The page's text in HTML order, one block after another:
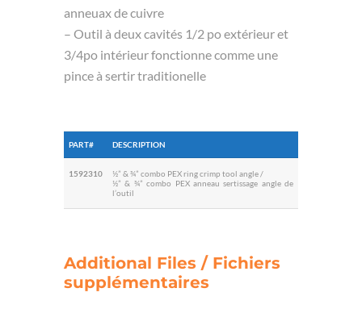
anneuax de cuivre
– Outil à deux cavités 1/2 po extérieur et
3/4po intérieur fonctionne comme une
pince à sertir traditionelle
PART# DESCRIPTION
1592310
½” & ¾” combo PEX ring crimp tool angle /
½” & ¾” combo PEX anneau sertissage angle de
l’outil
Additional Files / Fichiers
supplémentaires